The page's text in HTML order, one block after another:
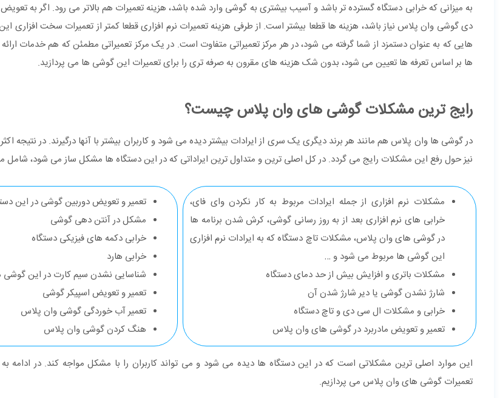
به میزانی که خرابی دستگاه گسترده تر باشد و آسیب بیشتری به گوشی وارد شده باشد، هزینه تعمیرات هم بالاتر می رود. اگر به
دی گوشی وان پلاس نیاز باشد، هزینه ها قطعا بیشتر است. از طرفی هزینه تعمیرات نرم افزاری قطعا کمتر از تعمیرات سخت افزاری
هایی که به عنوان دستمزد از شما گرفته می شود، در هر مرکز تعمیراتی متفاوت است. در یک مرکز تعمیراتی مطمئن که هم خدمات
ها بر اساس تعرفه ها تعیین می شود، بدون شک هزینه های مقرون به صرفه تری را برای تعمیرات این گوشی ها می پردازید.
رایج ترین مشکلات گوشی های وان پلاس چیست؟
در گوشی ها وان پلاس هم مانند هر برند دیگری یک سری از ایرادات بیشتر دیده می شود و کاربران بیشتر با آنها درگیرند. در نتیجه
نیز حول رفع این مشکلات رایج می گردد. در کل اصلی ترین و متداول ترین ایراداتی که در این دستگاه ها مشکل ساز می شود، شامل
مشکلات نرم افزاری از جمله ایرادات مربوط به کار نکردن وای فای،
خرابی های نرم افزاری بعد از به روز رسانی گوشی، کرش شدن برنامه ها
در گوشی های وان پلاس، مشکلات تاچ دستگاه که به ایرادات نرم افزاری
این گوشی ها مربوط می شود و …
مشکلات باتری و افزایش بیش از حد دمای دستگاه
شارژ نشدن گوشی یا دیر شارژ شدن آن
خرابی و مشکلات ال سی دی و تاچ دستگاه
تعمیر و تعویض مادربرد در گوشی های وان پلاس
تعمیر و تعویض دوربین گوشی در این
مشکل در آنتن دهی گوشی
خرابی دکمه های فیزیکی دستگاه
خرابی هارد
شناسایی نشدن سیم کارت در این گوشی
تعمیر و تعویض اسپیکر گوشی
تعمیر آب خوردگی گوشی وان پلاس
هنگ کردن گوشی وان پلاس
این موارد اصلی ترین مشکلاتی است که در این دستگاه ها دیده می شود و می تواند کاربران را با مشکل مواجه کند. در ادامه
تعمیرات گوشی های وان پلاس می پردازیم.